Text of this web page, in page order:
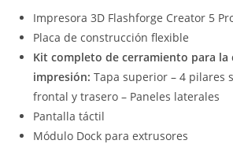
Impresora 3D Flashforge Creator 5
Placa de construcción flexible
Kit completo de cerramiento para la
impresión: Tapa superior – 4 pilares
frontal y trasero – Paneles laterales
Pantalla táctil
Módulo Dock para extrusores